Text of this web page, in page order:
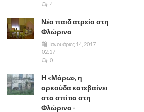
4
Νέο παιδιατρείο στη
Φλώρινα
Ιανουάριος 14, 2017
02:17
0
Η «Μάρω», η
αρκούδα κατεβαίνει
στα σπίτια στη
Φλώρινα -